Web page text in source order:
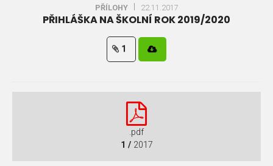
PŘÍLOHY 22.11.2017
PŘIHLÁŠKA NA ŠKOLNÍ ROK 2019/2020
1
.pdf
1 / 2017